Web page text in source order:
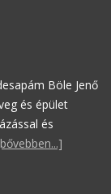
Böle Jenő
és épület
és